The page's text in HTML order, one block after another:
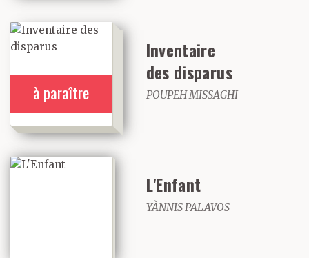
à paraître
Inventaire
des disparus
POUPEH MISSAGHI
L'Enfant
YÀNNIS PALAVOS